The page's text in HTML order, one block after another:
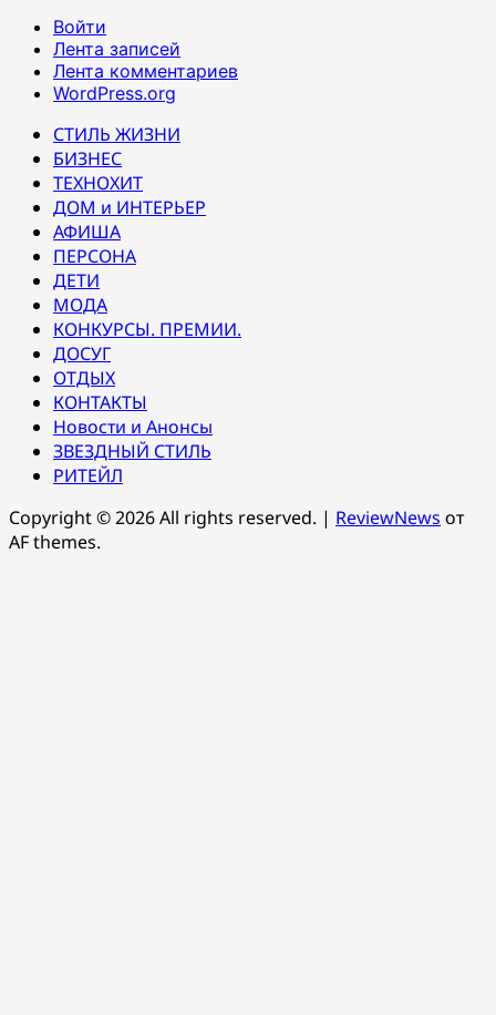
Войти
Лента записей
Лента комментариев
WordPress.org
СТИЛЬ ЖИЗНИ
БИЗНЕС
ТЕХНОХИТ
ДОМ и ИНТЕРЬЕР
АФИША
ПЕРСОНА
ДЕТИ
МОДА
КОНКУРСЫ. ПРЕМИИ.
ДОСУГ
ОТДЫХ
КОНТАКТЫ
Новости и Анонсы
ЗВЕЗДНЫЙ СТИЛЬ
РИТЕЙЛ
Copyright © 2026 All rights reserved. | ReviewNews от
AF themes.